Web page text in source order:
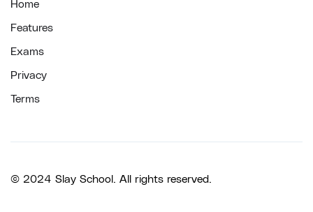
Home
Features
Exams
Privacy
Terms
© 2024 Slay School. All rights reserved.